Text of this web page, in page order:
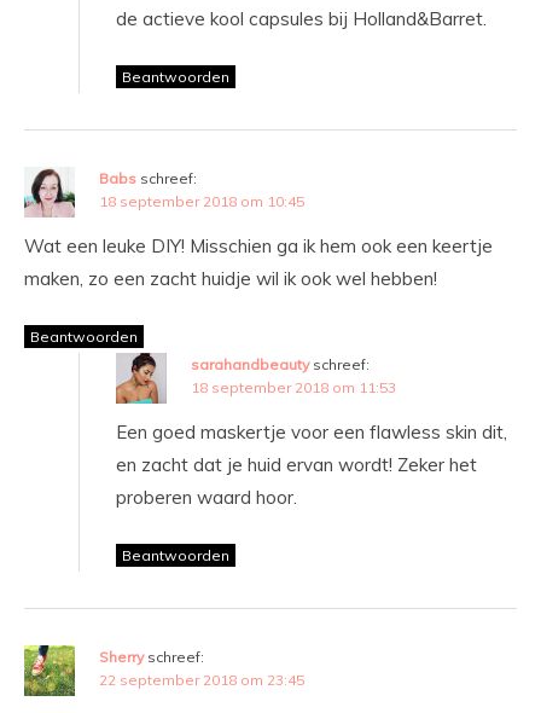
de actieve kool capsules bij Holland&Barret.
Beantwoorden
Babs schreef:
18 september 2018 om 10:45
Wat een leuke DIY! Misschien ga ik hem ook een keertje
maken, zo een zacht huidje wil ik ook wel hebben!
Beantwoorden
sarahandbeauty schreef:
18 september 2018 om 11:53
Een goed maskertje voor een flawless skin dit,
en zacht dat je huid ervan wordt! Zeker het
proberen waard hoor.
Beantwoorden
Sherry schreef:
22 september 2018 om 23:45